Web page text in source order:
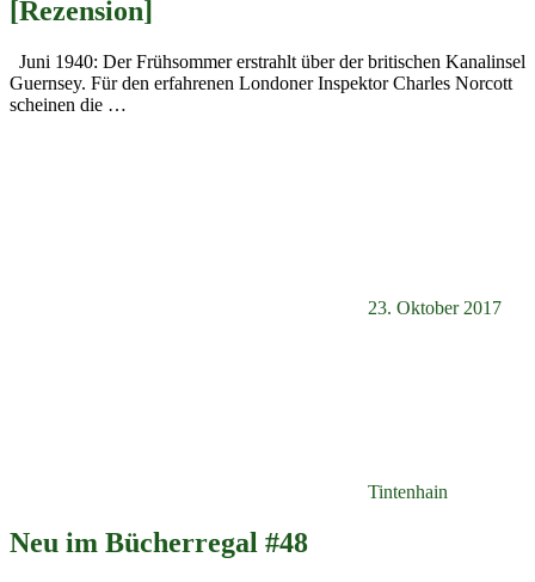
[Rezension]
Juni 1940: Der Frühsommer erstrahlt über der britischen Kanalinsel
Guernsey. Für den erfahrenen Londoner Inspektor Charles Norcott
scheinen die …
23. Oktober 2017
Tintenhain
Neu im Bücherregal #48